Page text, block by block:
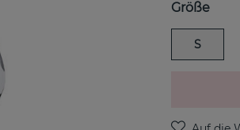
Größe
S